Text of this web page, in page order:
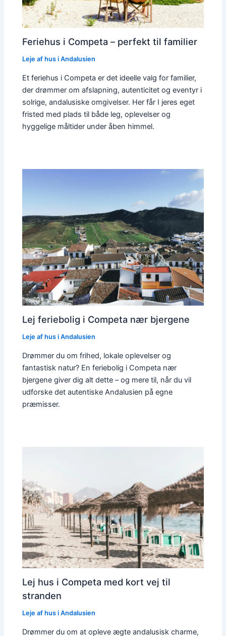
Feriehus i Competa – perfekt til familier
Leje af hus i Andalusien
Et feriehus i Competa er det ideelle valg for familier,
der drømmer om afslapning, autenticitet og eventyr i
solrige, andalusiske omgivelser. Her får I jeres eget
fristed med plads til både leg, oplevelser og
hyggelige måltider under åben himmel.
Lej feriebolig i Competa nær bjergene
Leje af hus i Andalusien
Drømmer du om frihed, lokale oplevelser og
fantastisk natur? En feriebolig i Competa nær
bjergene giver dig alt dette – og mere til, når du vil
udforske det autentiske Andalusien på egne
præmisser.
Lej hus i Competa med kort vej til
stranden
Leje af hus i Andalusien
Drømmer du om at opleve ægte andalusisk charme,